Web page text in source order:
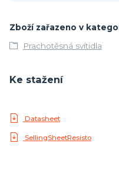
Zboží zařazeno v
Prachotěsná svítidla
Ke stažení
Datasheet
SellingSheetResisto